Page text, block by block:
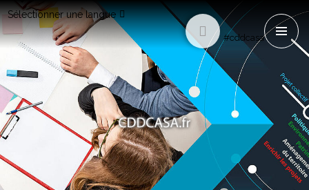
Sélectionner une langue
#cddcasa